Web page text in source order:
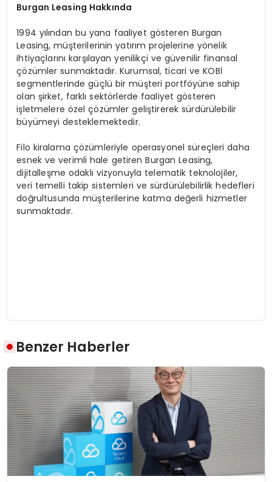
Burgan Leasing Hakkında
1994 yılından bu yana faaliyet gösteren Burgan
Leasing, müşterilerinin yatırım projelerine yönelik
ihtiyaçlarını karşılayan yenilikçi ve güvenilir finansal
çözümler sunmaktadır. Kurumsal, ticari ve KOBİ
segmentlerinde güçlü bir müşteri portföyüne sahip
olan şirket, farklı sektörlerde faaliyet gösteren
işletmelere özel çözümler geliştirerek sürdürülebilir
büyümeyi desteklemektedir.
Filo kiralama çözümleriyle operasyonel süreçleri daha
esnek ve verimli hale getiren Burgan Leasing,
dijitalleşme odaklı vizyonuyla telematik teknolojiler,
veri temelli takip sistemleri ve sürdürülebilirlik hedefleri
doğrultusunda müşterilerine katma değerli hizmetler
sunmaktadır.
Benzer Haberler